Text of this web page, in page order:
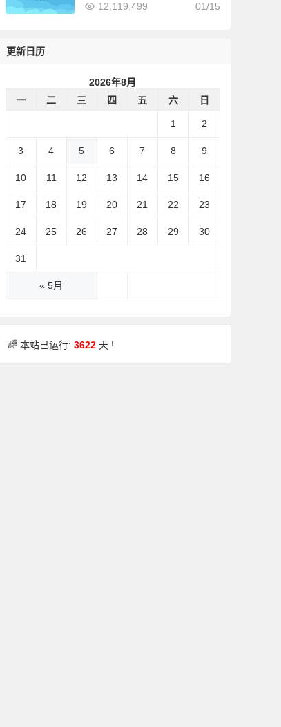
01/15
12,119,499
更新日历
2026年8月
一
二 三 四 五 六 日
« 5月
1 2
3 4 5 6 7 8 9
10 11 12 13 14 15 16
17 18 19 20 21 22 23
24 25 26 27 28 29 30
31
🌈 本站已运行: 3622天 !